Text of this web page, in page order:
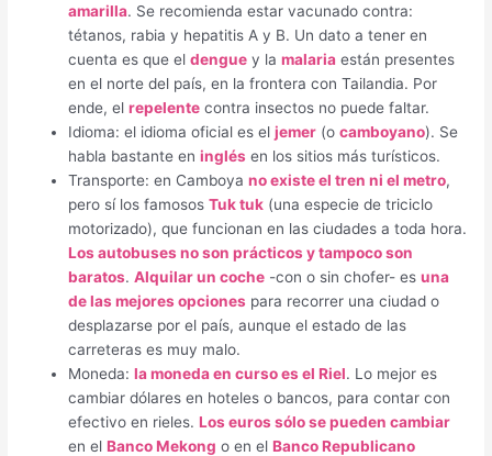
amarilla. Se recomienda estar vacunado contra:
tétanos, rabia y hepatitis A y B. Un dato a tener en
cuenta es que eldengue y lamalaria están presentes
en el norte del país, en la frontera con Tailandia. Por
ende, elrepelente contra insectos no puede faltar.
Idioma: el idioma oficial es eljemer (ocamboyano). Se
habla bastante eninglés en los sitios más turísticos.
Transporte: en Camboyano existe el tren ni el metro,
pero sí los famososTuk tuk (una especie de triciclo
motorizado), que funcionan en las ciudades a toda hora.
Los autobuses no son prácticos y tampoco son
baratos.Alquilar un coche -con o sin chofer- esuna
de las mejores opciones para recorrer una ciudad o
desplazarse por el país, aunque el estado de las
carreteras es muy malo.
Moneda:la moneda en curso es el Riel. Lo mejor es
cambiar dólares en hoteles o bancos, para contar con
efectivo en rieles.Los euros sólo se pueden cambiar
en elBanco Mekong o en elBanco Republicano